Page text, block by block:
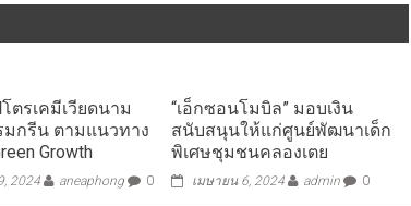
ตรเคมีเวียดนาม
มกรีน ตามแนวทาง
Growth
2024 aneaphong 0
“เอ็กซอนโมบิล” มอบเงิน
สนับสนุนให้แก่ศูนย์พัฒนาเด็ก
พิเศษชุมชนคลองเตย
เมษายน 6, 2024 admin 0